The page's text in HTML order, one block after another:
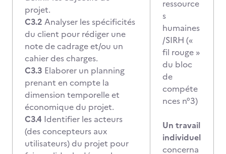
projet.
C3.2 Analyser les spécificités
du client pour rédiger une
note de cadrage et/ou un
cahier des charges.
C3.3 Elaborer un planning
prenant en compte la
dimension temporelle et
économique du projet.
C3.4 Identifier les acteurs
(des concepteurs aux
utilisateurs) du projet pour
ressource
s
humaines
/SIRH («
fil rouge »
du bloc
de
compéte
nces n°3)
Un travail
individuel
concerna